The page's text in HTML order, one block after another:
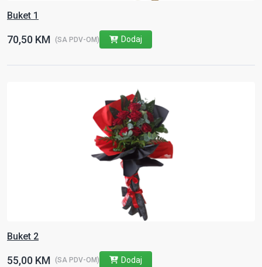
Buket 1
70,50 KM (SA PDV-OM) Dodaj
Buket 2
55,00 KM (SA PDV-OM) Dodaj